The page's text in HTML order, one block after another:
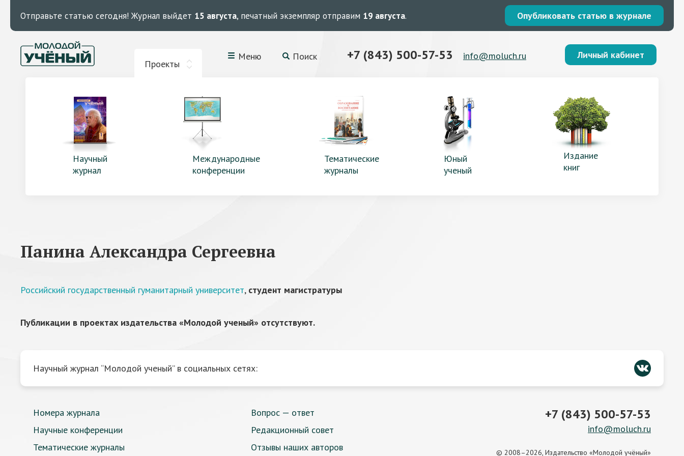
Отправьте статью сегодня! Журнал выйдет 15 августа, печатный экземпляр отправим 19 августа. Опубликовать статью в журнале
Проекты
Меню Поиск +7 (843) 500-57-53 info@moluch.ru Личный кабинет
Научный
журнал
Международные
конференции
Тематические
журналы
Юный
ученый
Издание
книг
Панина Александра Сергеевна
Российский государственный гуманитарный университет, студент магистратуры
Публикации в проектах издательства «Молодой ученый» отсутствуют.
Научный журнал “Молодой ученый” в социальных сетях:
Номера журнала
Научные конференции
Тематические журналы
Вопрос — ответ
Редакционный совет
Отзывы наших авторов
+7 (843) 500-57-53
info@moluch.ru
© 2008–2026, Издательство «Молодой учёный»